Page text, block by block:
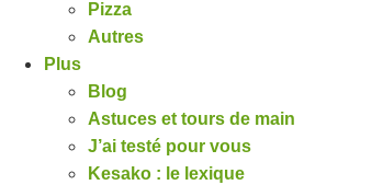
Pizza
Autres
Plus
Blog
Astuces et tours de main
J’ai testé pour vous
Kesako : le lexique